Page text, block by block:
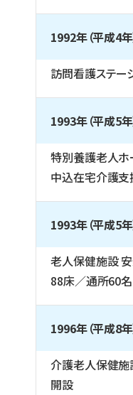
1992年（平成4年
訪問看護ステー
1993年（平成5年
特別養護老人ホ
中込在宅介護支
1993年（平成5
老人保健施設
88床／通所60名
1996年（平成8年
介護老人保健施
開設